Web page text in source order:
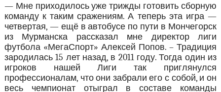
— Мне приходилось уже трижды готовить сборную
команду к таким сражениям. А теперь эта игра —
четвертая, — ещё в автобусе по пути в Мончегорск
из Мурманска рассказал мне директор лиги
футбола «МегаСпорт» Алексей Попов. – Традиция
зародилась 15 лет назад, в 2011 году. Тогда один из
игроков нашей Лиги так приглянулся
профессионалам, что они забрали его с собой, и он
весь чемпионат отыграл в составе команды